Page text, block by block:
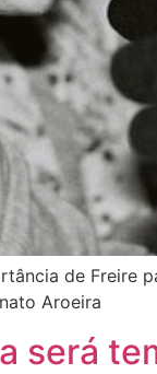
de Freire
Aroeira
será